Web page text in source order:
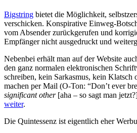
Bigstring bietet die Möglichkeit,
verschicken. Konspirative Einweg-
vom Absender zurückgerufen und
Empfänger nicht ausgedruckt und
Nebenbei erhält man auf der Website
den ganz normalen elektronischen
schreiben, kein Sarkasmus, kein Klatsch
machen per Mail (O-Ton: “Don’t ever
significant other[aha – so sagt man
weiter.
Die Quintessenz ist eigentlich eher